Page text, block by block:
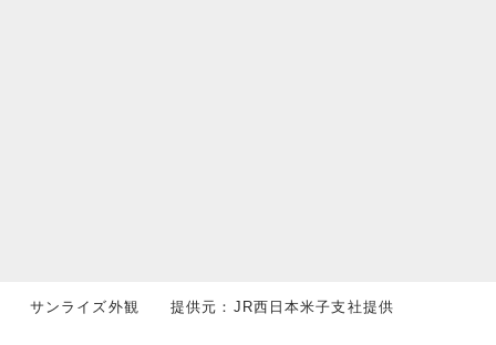
サンライズ外観 提供元：JR西日本米子支社提供